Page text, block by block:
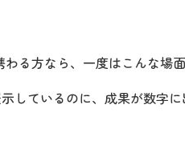
る方なら、一度はこんな場
示しているのに、成果が数字